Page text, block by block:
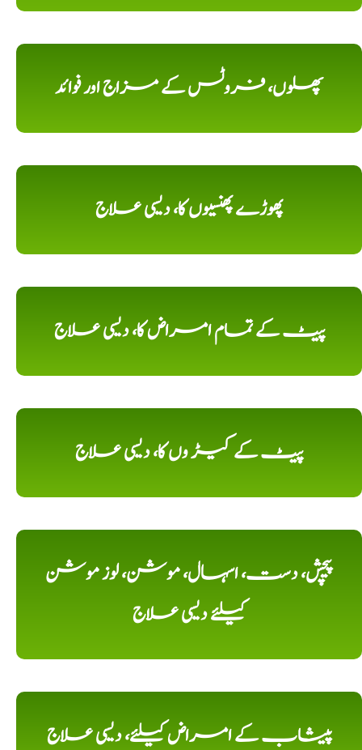
پھلوں، فروٹس کے مزاج اور فوائد
پھوڑے پھنسیوں کا، دیسی علاج
پیٹ کے تمام امراض کا، دیسی علاج
پیٹ کے کیڑ وں کا، دیسی علاج
پیچش، دست، اسہال، موشن، لوز موشن
کیلئے دیسی علاج
پیشاب کے امراض کیلئے، دیسی علاج